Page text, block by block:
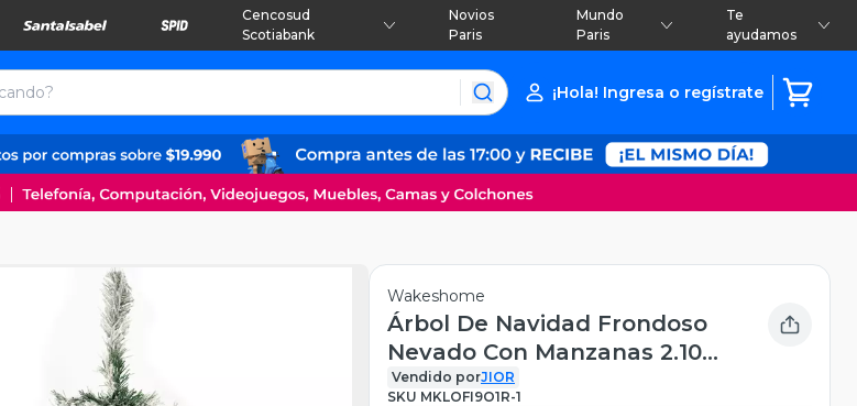
Cencosud
Scotiabank
Novios
Paris
Mundo
Paris
Te
ayudamos
¡Hola! Ingresa o regístrate
Wakeshome
Árbol De Navidad Frondoso
Nevado Con Manzanas 2.10m
Arbolito para Pascua 210cm
Vendido porJIOR
SKU MKLOFI9O1R-1